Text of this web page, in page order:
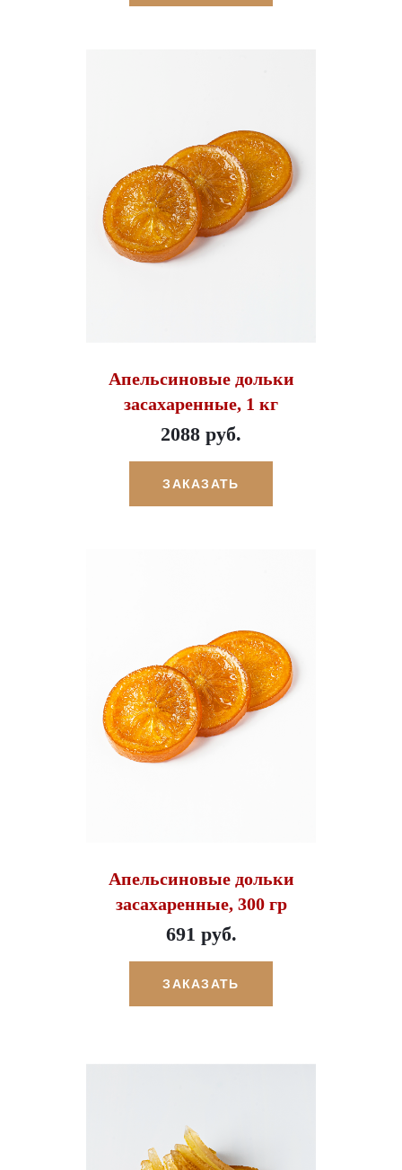
Апельсиновые дольки
засахаренные, 1 кг
2088 руб.
ЗАКАЗАТЬ
Апельсиновые дольки
засахаренные, 300 гр
691 руб.
ЗАКАЗАТЬ